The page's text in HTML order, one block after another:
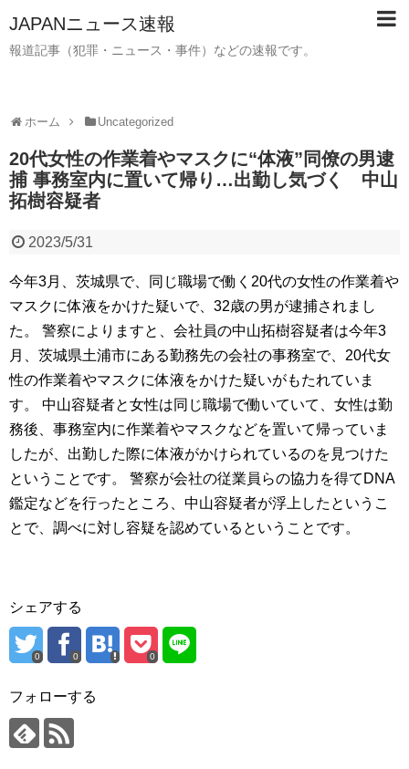
JAPANニュース速報
報道記事（犯罪・ニュース・事件）などの速報です。
ホーム Uncategorized
20代女性の作業着やマスクに“体液”同僚の男逮
捕 事務室内に置いて帰り…出勤し気づく 中山
拓樹容疑者
2023/5/31
今年3月、茨城県で、同じ職場で働く20代の女性の作業着や
マスクに体液をかけた疑いで、32歳の男が逮捕されまし
た。 警察によりますと、会社員の中山拓樹容疑者は今年3
月、茨城県土浦市にある勤務先の会社の事務室で、20代女
性の作業着やマスクに体液をかけた疑いがもたれていま
す。 中山容疑者と女性は同じ職場で働いていて、女性は勤
務後、事務室内に作業着やマスクなどを置いて帰っていま
したが、出勤した際に体液がかけられているのを見つけた
ということです。 警察が会社の従業員らの協力を得てDNA
鑑定などを行ったところ、中山容疑者が浮上したというこ
とで、調べに対し容疑を認めているということです。
シェアする
0 0 0
フォローする